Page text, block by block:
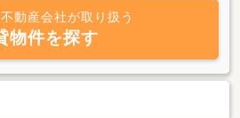
そんな粕屋町にはファミリー層をター
在し、必ずあなたのニーズに合った理
どこの町に住もうかな？」とお考えの
）遺跡群 阿恵遺跡が発見された古代の
たの新生活スタートの候補地に入れて
動産会社が取り扱う
物件を探す